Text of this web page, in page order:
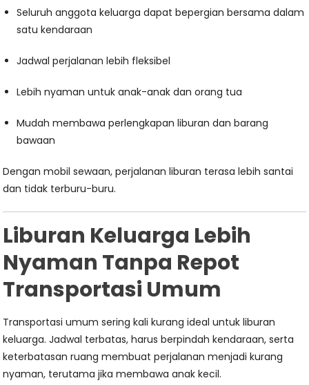
Seluruh anggota keluarga dapat bepergian bersama dalam
satu kendaraan
Jadwal perjalanan lebih fleksibel
Lebih nyaman untuk anak-anak dan orang tua
Mudah membawa perlengkapan liburan dan barang
bawaan
Dengan mobil sewaan, perjalanan liburan terasa lebih santai
dan tidak terburu-buru.
Liburan Keluarga Lebih
Nyaman Tanpa Repot
Transportasi Umum
Transportasi umum sering kali kurang ideal untuk liburan
keluarga. Jadwal terbatas, harus berpindah kendaraan, serta
keterbatasan ruang membuat perjalanan menjadi kurang
nyaman, terutama jika membawa anak kecil.